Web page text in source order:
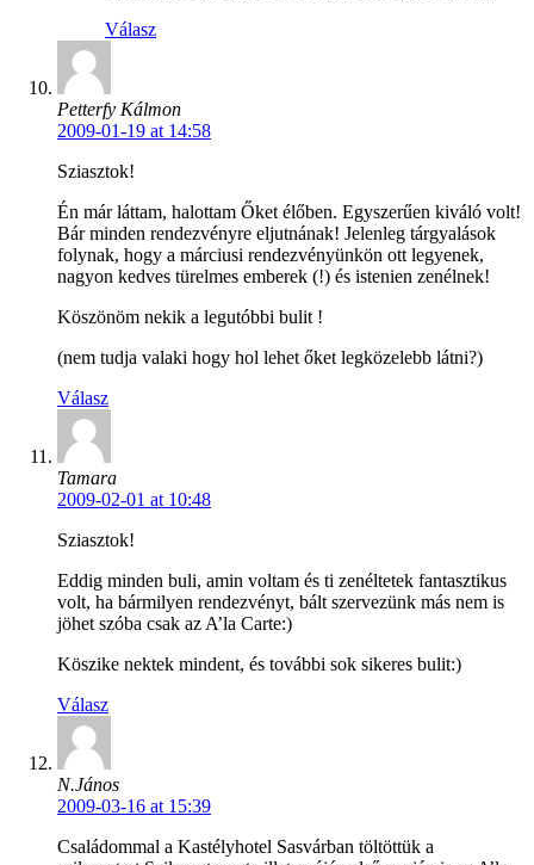
Válasz
Petterfy Kálmon
2009-01-19 at 14:58
Sziasztok!
Én már láttam, halottam Őket élőben. Egyszerűen kiváló volt!
Bár minden rendezvényre eljutnának! Jelenleg tárgyalások
folynak, hogy a márciusi rendezvényünkön ott legyenek,
nagyon kedves türelmes emberek (!) és istenien zenélnek!
Köszönöm nekik a legutóbbi bulit !
(nem tudja valaki hogy hol lehet őket legközelebb látni?)
Válasz
Tamara
2009-02-01 at 10:48
Sziasztok!
Eddig minden buli, amin voltam és ti zenéltetek fantasztikus
volt, ha bármilyen rendezvényt, bált szervezünk más nem is
jöhet szóba csak az A’la Carte:)
Köszike nektek mindent, és további sok sikeres bulit:)
Válasz
N.János
2009-03-16 at 15:39
Családommal a Kastélyhotel Sasvárban töltöttük a